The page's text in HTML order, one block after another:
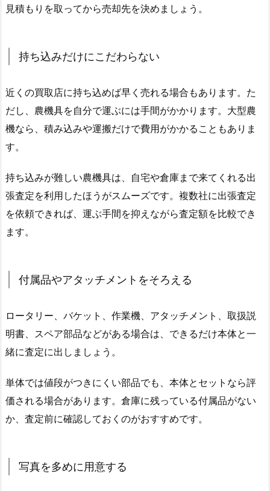
見積もりを取ってから売却先を決めましょう。
持ち込みだけにこだわらない
近くの買取店に持ち込めば早く売れる場合もあります。た
だし、農機具を自分で運ぶには手間がかかります。大型農
機なら、積み込みや運搬だけで費用がかかることもありま
す。
持ち込みが難しい農機具は、自宅や倉庫まで来てくれる出
張査定を利用したほうがスムーズです。複数社に出張査定
を依頼できれば、運ぶ手間を抑えながら査定額を比較でき
ます。
付属品やアタッチメントをそろえる
ロータリー、バケット、作業機、アタッチメント、取扱説
明書、スペア部品などがある場合は、できるだけ本体と一
緒に査定に出しましょう。
単体では値段がつきにくい部品でも、本体とセットなら評
価される場合があります。倉庫に残っている付属品がない
か、査定前に確認しておくのがおすすめです。
写真を多めに用意する